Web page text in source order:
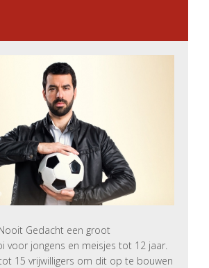
Gedacht een groot
voor jongens en meisjes tot 12 jaar.
15 vrijwilligers om dit op te bouwen